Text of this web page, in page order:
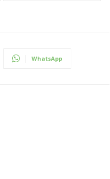
WhatsApp